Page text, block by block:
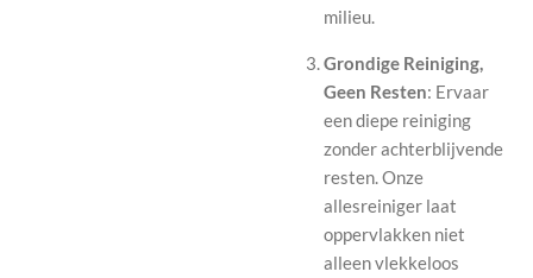
milieu.
Grondige Reiniging,
Geen Resten: Ervaar
een diepe reiniging
zonder achterblijvende
resten. Onze
allesreiniger laat
oppervlakken niet
alleen vlekkeloos